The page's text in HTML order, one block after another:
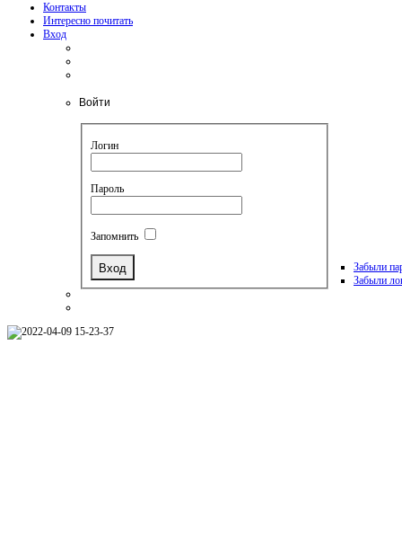
Контакты
Интересно почитать
Вход
Войти
Логин
Пароль
Запомнить
Забыли
Забыли